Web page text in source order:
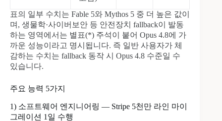
표의 일부 수치는 Fable 5와 Mythos 5 중 더 높은 값이
며, 생물학·사이버보안 등 안전장치 fallback이 발동
하는 영역에서는 별표(*) 주석이 붙어 Opus 4.8에 가
까운 성능이라고 명시됩니다. 즉 일반 사용자가 체
감하는 수치는 fallback 동작 시 Opus 4.8 수준일 수
있습니다.
주요 능력 5가지
1) 소프트웨어 엔지니어링 — Stripe 5천만 라인 마이
그레이션 1일 수행